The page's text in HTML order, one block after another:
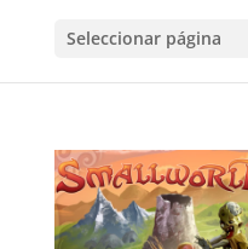
Seleccionar página